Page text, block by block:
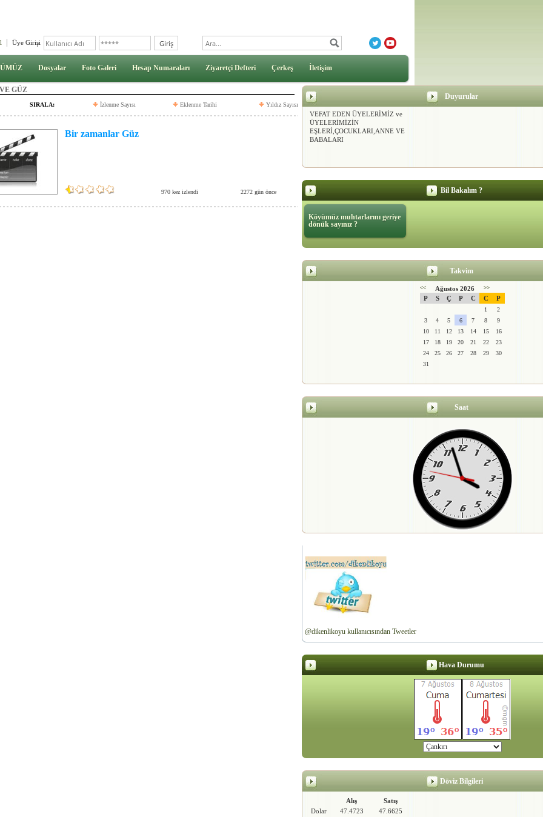
Üye Girişi
Dosyalar Foto Galeri Hesap Numaraları Ziyaretçi Defteri Çerkeş İletişim
GÜZ
SIRALA: İzlenme Sayısı Eklenme Tarihi Yıldız Sayısı
Bir zamanlar Güz
970 kez izlendi 2272 gün önce
Duyurular
DERNEĞİMİZ
KURULDUĞUNDAN BU GÜNE
VEFAT EDEN ÜYELERİMİZ ve
ÜYELERİMİZİN
EŞLERİ,ÇOCUKLARI,ANNE VE
BABALARI
Bil Bakalım ?
Köyümüz muhtarlarını geriye
dönük sayınız ?
Takvim
<< Ağustos 2026 >>
P S Ç P C C P
1
2
3
4 5 6 7 8
9
10
11 12 13 14 15
16
17
18 19 20 21 22
23
24
25 26 27 28 29
30
31
Saat
@dikenlikoyu kullanıcısından Tweetler
Hava Durumu
Döviz Bilgileri
Alış
Satış
Dolar
47.4723
47.6625